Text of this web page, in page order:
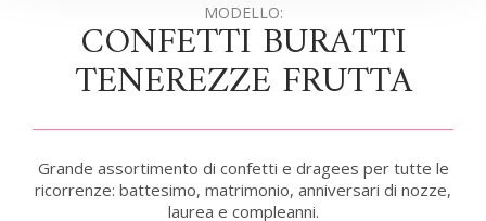
MODELLO:
CONFETTI BURATTI
TENEREZZE FRUTTA
Grande assortimento di confetti e dragees per tutte le
ricorrenze: battesimo, matrimonio, anniversari di nozze,
laurea e compleanni.